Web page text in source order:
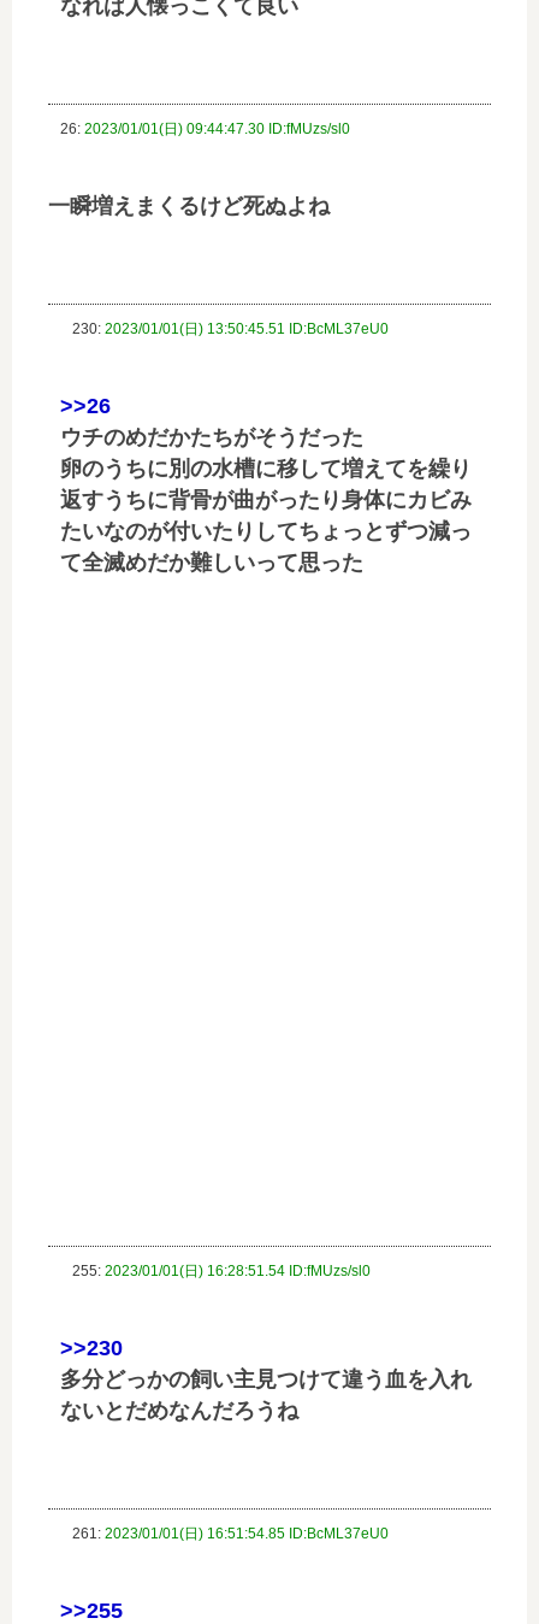
なれば人懐っこくて良い
26: 2023/01/01(日) 09:44:47.30 ID:fMUzs/sl0
一瞬増えまくるけど死ぬよね
230: 2023/01/01(日) 13:50:45.51 ID:BcML37eU0
>>26
ウチのめだかたちがそうだった
卵のうちに別の水槽に移して増えてを繰り
返すうちに背骨が曲がったり身体にカビみ
たいなのが付いたりしてちょっとずつ減っ
て全滅めだか難しいって思った
255: 2023/01/01(日) 16:28:51.54 ID:fMUzs/sl0
>>230
多分どっかの飼い主見つけて違う血を入れ
ないとだめなんだろうね
261: 2023/01/01(日) 16:51:54.85 ID:BcML37eU0
>>255